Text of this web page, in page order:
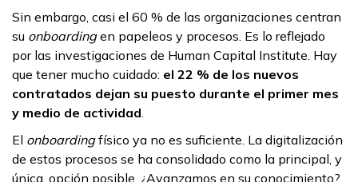
Sin embargo, casi el 60 % de las organizaciones centran
su onboardingen papeleos y procesos. Es lo reflejado
por las investigaciones de Human Capital Institute. Hay
que tener mucho cuidado: el 22 % de los nuevos
contratados dejan su puesto durante el primer mes
y medio de actividad.
El onboardingfísico ya no es suficiente. La digitalización
de estos procesos se ha consolidado como la principal, y
única, opción posible. ¿Avanzamos en su conocimiento?